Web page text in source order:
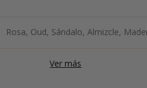
Rosa, Oud, Sándalo, Almizcle,
Ver más